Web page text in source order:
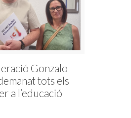
Gonzalo
tots els
a l’educació